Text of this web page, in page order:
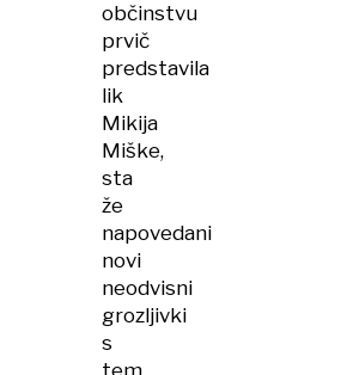
občinstvu
prvič
predstavila
lik
Mikija
Miške,
sta
že
napovedani
novi
neodvisni
grozljivki
s